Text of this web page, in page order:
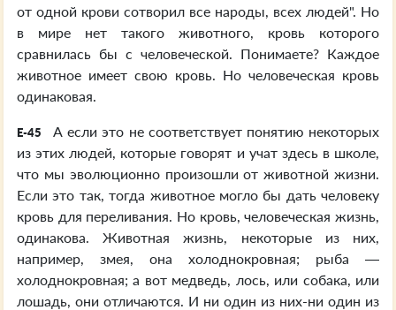
от одной крови сотворил все народы, всех людей". Но
в мире нет такого животного, кровь которого
сравнилась бы с человеческой. Понимаете? Каждое
животное имеет свою кровь. Но человеческая кровь
одинаковая.
E-45
А если это не соответствует понятию некоторых
из этих людей, которые говорят и учат здесь в школе,
что мы эволюционно произошли от животной жизни.
Если это так, тогда животное могло бы дать человеку
кровь для переливания. Но кровь, человеческая жизнь,
одинакова. Животная жизнь, некоторые из них,
например, змея, она холоднокровная; рыба —
холоднокровная; а вот медведь, лось, или собака, или
лошадь, они отличаются. И ни один из них-ни один из